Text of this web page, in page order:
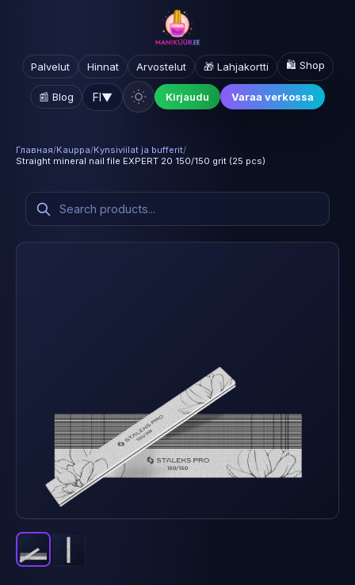
Palvelut Hinnat Arvostelut 🎁 Lahjakortti 🛍️ Shop
📰 Blog FI▼ Kirjaudu Varaa verkossa
Главная/Kauppa/Kynsiviilat ja bufferit/
Straight mineral nail file EXPERT 20 150/150 grit (25 pcs)